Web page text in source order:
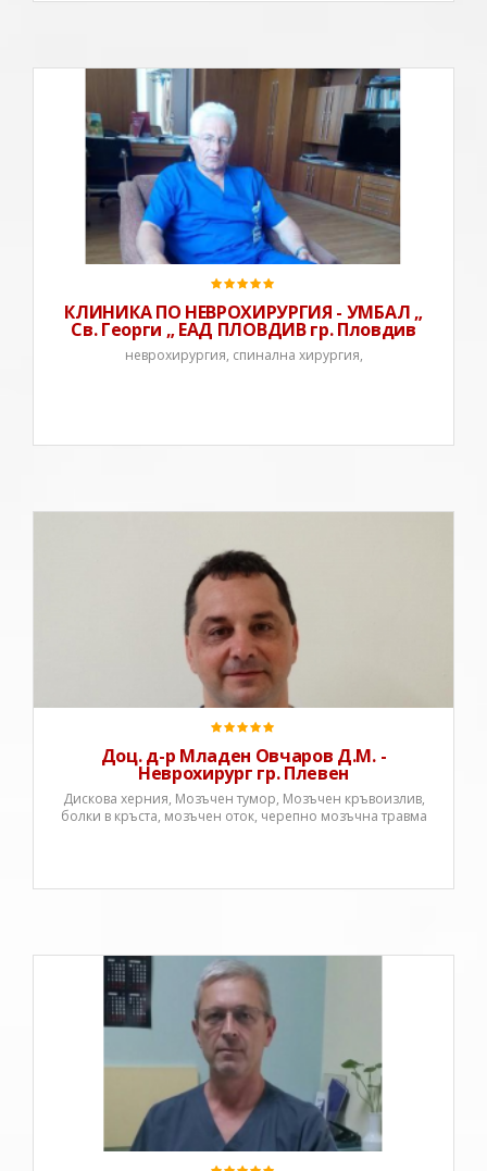
Клиниката по неврохирургия е част от структурата на
УМБАЛ “Св.Георги” Пловдив и се разполага на 12 –я
етаж на хирургическия корпус на болницата на бул. „
Пещерско шосе „66. Клиниката разполага с 50
разкрити легла и извършва денонощна планова и
спешна лече
КЛИНИКА ПО НЕВРОХИРУРГИЯ - УМБАЛ „
Св. Георги „ ЕАД ПЛОВДИВ гр. Пловдив
неврохирургия, спинална хирургия,
Д-р Младен Овчаров е специалист по
неврохирургия.Практикува в Клиниката по
неврохирургия към УМБАЛ "Д-р Георги Странски"
град Плевен.Д-р Овчаров е заъвршил висше
образование в Медицински Университет Плевен през
1994 г.През 2000 година придобив
Доц. д-р Младен Овчаров Д.М. -
Неврохирург гр. Плевен
Дискова херния, Мозъчен тумор, Мозъчен кръвоизлив,
болки в кръста, мозъчен оток, черепно мозъчна травма
Д-р Здравко Златев - Специалности: неврохирургия,
обща хирургия.Д-р Златев завършва ВМИ, гр. София
през 1988 До 1994 работи като ординатор в
хирургично отделение при ОБ Ботевград, където
придобива специалност хирургия.От 1995 работи
като лекар орд